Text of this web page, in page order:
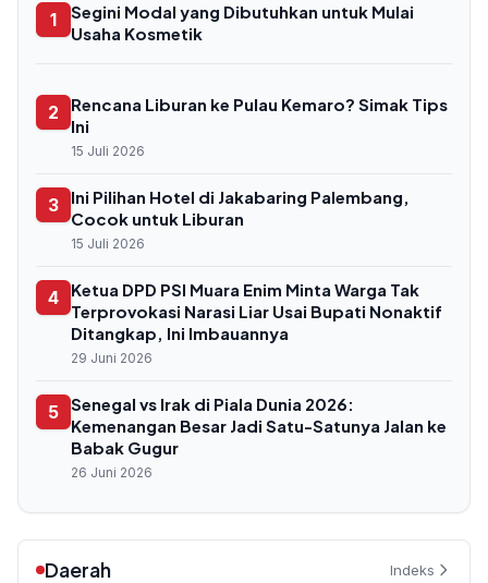
1
Segini Modal yang Dibutuhkan untuk Mulai
Usaha Kosmetik
2
Rencana Liburan ke Pulau Kemaro? Simak Tips
Ini
15 Juli 2026
3
Ini Pilihan Hotel di Jakabaring Palembang,
Cocok untuk Liburan
15 Juli 2026
4
Ketua DPD PSI Muara Enim Minta Warga Tak
Terprovokasi Narasi Liar Usai Bupati Nonaktif
Ditangkap, Ini Imbauannya
29 Juni 2026
5 Senegal vs Irak di Piala Dunia 2026:
Kemenangan Besar Jadi Satu-Satunya Jalan ke
Babak Gugur
26 Juni 2026
Daerah Indeks